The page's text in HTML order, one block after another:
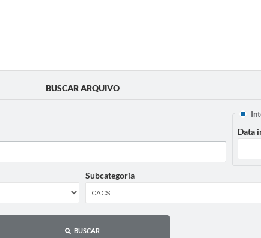
BUSCAR ARQUIVO
Data
Subcategoria
BUSCAR